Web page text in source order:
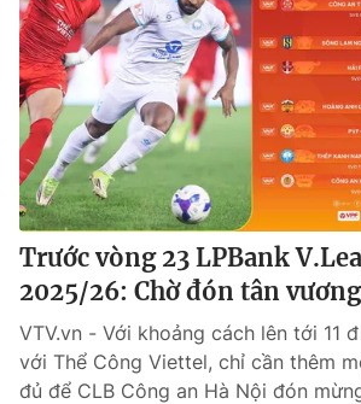
Bên lề
Trước vòng 23 LPBank
2025/26: Chờ đón tân
VTV.vn - Với khoảng cách lên tới 11
với Thể Công Viettel, chỉ cần thêm
đủ để CLB Công an Hà Nội đón